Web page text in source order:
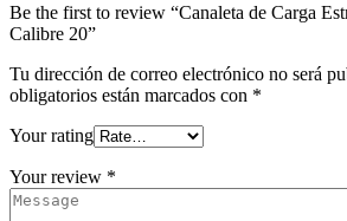
Be the first to review “Canaleta de Carga
Calibre 20”
Tu dirección de correo electrónico no será
obligatorios están marcados con *
Your rating
Your review *